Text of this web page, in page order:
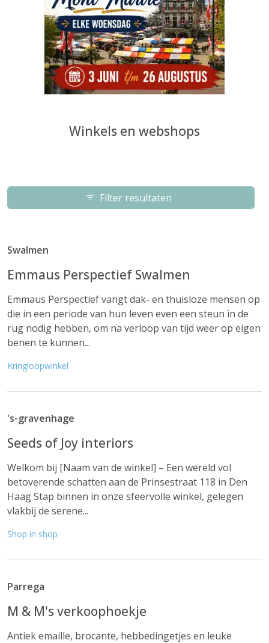
Winkels en webshops
Filter resultaten
Swalmen
Emmaus Perspectief Swalmen
Emmaus Perspectief vangt dak- en thuisloze mensen op
die in een periode van hun leven even een steun in de
rug nodig hebben, om na verloop van tijd weer op eigen
benen te kunnen...
Kringloopwinkel
's-gravenhage
Seeds of Joy interiors
Welkom bij [Naam van de winkel] – Een wereld vol
betoverende schatten aan de Prinsestraat 118 in Den
Haag Stap binnen in onze sfeervolle winkel, gelegen
vlakbij de serene...
Shop in shop
Parrega
M & M's verkoophoekje
Antiek emaille, brocante, hebbedingetjes en leuke